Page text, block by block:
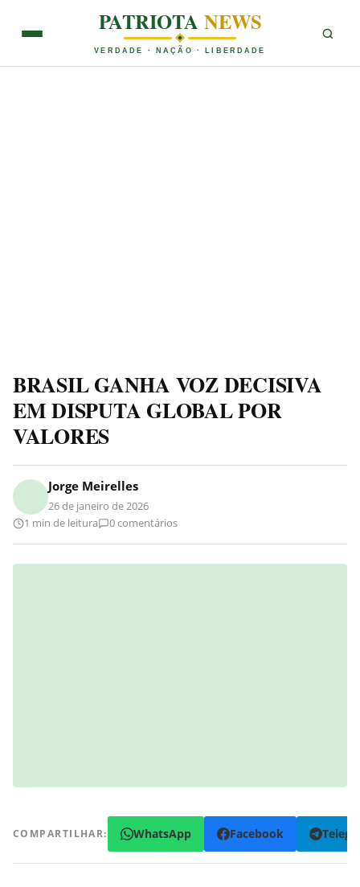
PATRIOTANEWS
VERDADE · NAÇÃO · LIBERDADE
BRASIL GANHA VOZ DECISIVA
EM DISPUTA GLOBAL POR
VALORES
Jorge Meirelles
26 de janeiro de 2026
1 min de leitura
0 comentários
COMPARTILHAR: WhatsApp Facebook